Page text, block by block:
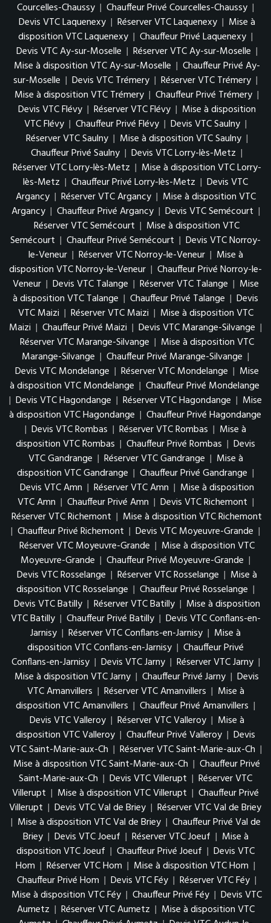
Courcelles-Chaussy | Chauffeur Privé Courcelles-Chaussy |
Devis VTC Laquenexy | Réserver VTC Laquenexy | Mise à
disposition VTC Laquenexy | Chauffeur Privé Laquenexy |
Devis VTC Ay-sur-Moselle | Réserver VTC Ay-sur-Moselle |
Mise à disposition VTC Ay-sur-Moselle | Chauffeur Privé Ay-
sur-Moselle | Devis VTC Trémery | Réserver VTC Trémery |
Mise à disposition VTC Trémery | Chauffeur Privé Trémery |
Devis VTC Flévy | Réserver VTC Flévy | Mise à disposition
VTC Flévy | Chauffeur Privé Flévy | Devis VTC Saulny |
Réserver VTC Saulny | Mise à disposition VTC Saulny |
Chauffeur Privé Saulny | Devis VTC Lorry-lès-Metz |
Réserver VTC Lorry-lès-Metz | Mise à disposition VTC Lorry-
lès-Metz | Chauffeur Privé Lorry-lès-Metz | Devis VTC
Argancy | Réserver VTC Argancy | Mise à disposition VTC
Argancy | Chauffeur Privé Argancy | Devis VTC Semécourt |
Réserver VTC Semécourt | Mise à disposition VTC
Semécourt | Chauffeur Privé Semécourt | Devis VTC Norroy-
le-Veneur | Réserver VTC Norroy-le-Veneur | Mise à
disposition VTC Norroy-le-Veneur | Chauffeur Privé Norroy-le-
Veneur | Devis VTC Talange | Réserver VTC Talange | Mise
à disposition VTC Talange | Chauffeur Privé Talange | Devis
VTC Maizi | Réserver VTC Maizi | Mise à disposition VTC
Maizi | Chauffeur Privé Maizi | Devis VTC Marange-Silvange |
Réserver VTC Marange-Silvange | Mise à disposition VTC
Marange-Silvange | Chauffeur Privé Marange-Silvange |
Devis VTC Mondelange | Réserver VTC Mondelange | Mise
à disposition VTC Mondelange | Chauffeur Privé Mondelange
| Devis VTC Hagondange | Réserver VTC Hagondange | Mise
à disposition VTC Hagondange | Chauffeur Privé Hagondange
| Devis VTC Rombas | Réserver VTC Rombas | Mise à
disposition VTC Rombas | Chauffeur Privé Rombas | Devis
VTC Gandrange | Réserver VTC Gandrange | Mise à
disposition VTC Gandrange | Chauffeur Privé Gandrange |
Devis VTC Amn | Réserver VTC Amn | Mise à disposition
VTC Amn | Chauffeur Privé Amn | Devis VTC Richemont |
Réserver VTC Richemont | Mise à disposition VTC Richemont
| Chauffeur Privé Richemont | Devis VTC Moyeuvre-Grande |
Réserver VTC Moyeuvre-Grande | Mise à disposition VTC
Moyeuvre-Grande | Chauffeur Privé Moyeuvre-Grande |
Devis VTC Rosselange | Réserver VTC Rosselange | Mise à
disposition VTC Rosselange | Chauffeur Privé Rosselange |
Devis VTC Batilly | Réserver VTC Batilly | Mise à disposition
VTC Batilly | Chauffeur Privé Batilly | Devis VTC Conflans-en-
Jarnisy | Réserver VTC Conflans-en-Jarnisy | Mise à
disposition VTC Conflans-en-Jarnisy | Chauffeur Privé
Conflans-en-Jarnisy | Devis VTC Jarny | Réserver VTC Jarny |
Mise à disposition VTC Jarny | Chauffeur Privé Jarny | Devis
VTC Amanvillers | Réserver VTC Amanvillers | Mise à
disposition VTC Amanvillers | Chauffeur Privé Amanvillers |
Devis VTC Valleroy | Réserver VTC Valleroy | Mise à
disposition VTC Valleroy | Chauffeur Privé Valleroy | Devis
VTC Saint-Marie-aux-Ch | Réserver VTC Saint-Marie-aux-Ch |
Mise à disposition VTC Saint-Marie-aux-Ch | Chauffeur Privé
Saint-Marie-aux-Ch | Devis VTC Villerupt | Réserver VTC
Villerupt | Mise à disposition VTC Villerupt | Chauffeur Privé
Villerupt | Devis VTC Val de Briey | Réserver VTC Val de Briey
| Mise à disposition VTC Val de Briey | Chauffeur Privé Val de
Briey | Devis VTC Joeuf | Réserver VTC Joeuf | Mise à
disposition VTC Joeuf | Chauffeur Privé Joeuf | Devis VTC
Hom | Réserver VTC Hom | Mise à disposition VTC Hom |
Chauffeur Privé Hom | Devis VTC Féy | Réserver VTC Féy |
Mise à disposition VTC Féy | Chauffeur Privé Féy | Devis VTC
Aumetz | Réserver VTC Aumetz | Mise à disposition VTC